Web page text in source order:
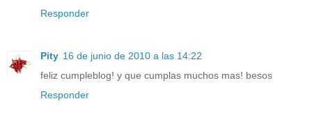
Responder
Pity 16 de junio de 2010 a las 14:22
feliz cumpleblog! y que cumplas muchos mas! besos
Responder